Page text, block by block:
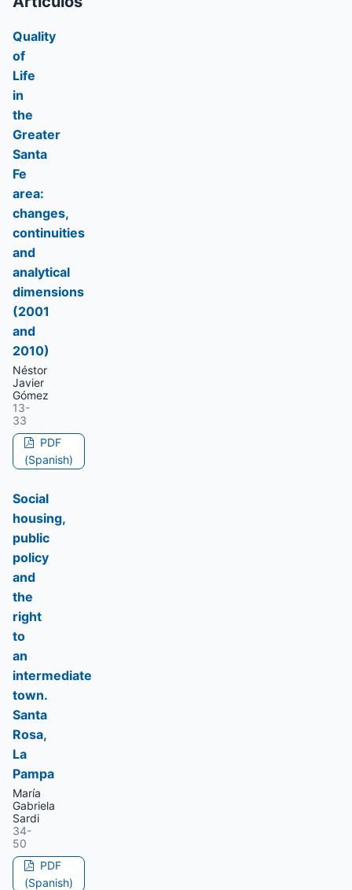
Quality
of
Life
in
the
Greater
Santa
Fe
area:
changes,
continuities
and
analytical
dimensions
(2001
and
2010)
Néstor
Javier
Gómez
13-
33
PDF
(Spanish)
Social
housing,
public
policy
and
the
right
to
an
intermediate
town.
Santa
Rosa,
La
Pampa
María
Gabriela
Sardi
34-
50
PDF
(Spanish)